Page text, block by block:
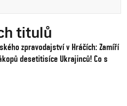
titulů
zpravodajství v Hráčích: Zamíří
desetitisíce Ukrajinců! Co s